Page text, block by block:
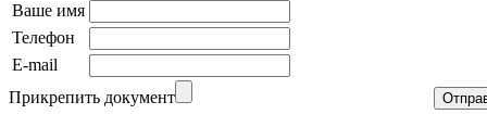
Ваше имя
Телефон
E-mail
Прикрепить документ